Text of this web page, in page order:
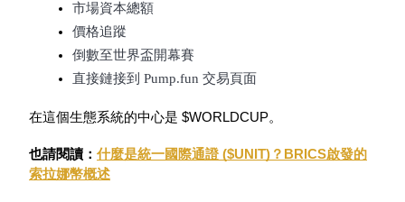
合約功能使用指南
市場資本總額
價格追蹤
倒數至世界盃開幕賽
直接鏈接到 Pump.fun 交易頁面
在這個生態系統的中心是 $WORLDCUP。
也請閱讀： 什麼是統一國際通證 ($UNIT)？BRICS啟發的
索拉娜幣概述